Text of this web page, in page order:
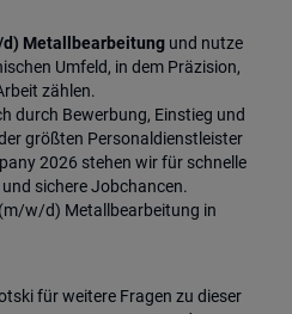
Metallbearbeitung und nutze
Umfeld, in dem Präzision,
zählen.
durch Bewerbung, Einstieg und
größten Personaldienstleister
2026 stehen wir für schnelle
sichere Jobchancen.
w/d) Metallbearbeitung in
für weitere Fragen zu dieser